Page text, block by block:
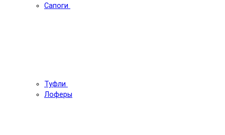
Сапоги
Туфли
Лоферы